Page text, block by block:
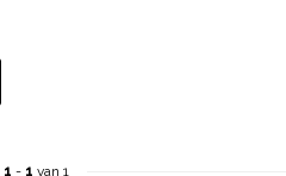
1 - 1 van 1